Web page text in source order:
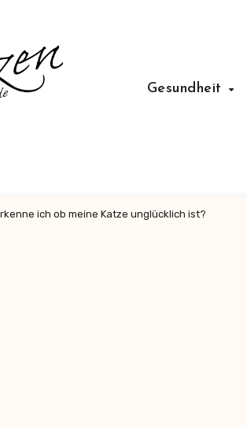
Gesundheit
ich ob meine Katze unglücklich ist?